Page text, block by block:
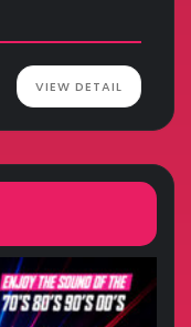
VIEW DETAIL